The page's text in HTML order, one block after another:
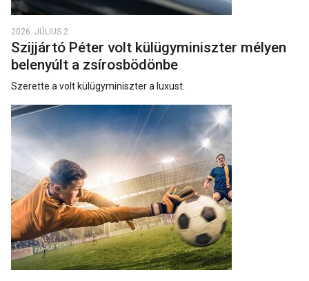
2026. JÚLIUS 2.
Szijjártó Péter volt külügyminiszter mélyen
belenyúlt a zsírosbödönbe
Szerette a volt külügyminiszter a luxust.